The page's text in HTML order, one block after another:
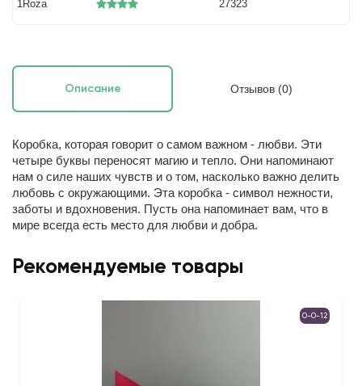
1Roza 27323
Описание Отзывов (0)
Коробка, которая говорит о самом важном - любви. Эти
четыре буквы переносят магию и тепло. Они напоминают
нам о силе наших чувств и о том, насколько важно делить
любовь с окружающими. Эта коробка - символ нежности,
заботы и вдохновения. Пусть она напоминает вам, что в
мире всегда есть место для любви и добра.
Рекомендуемые товары
0-0-12